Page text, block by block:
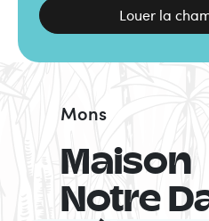
Louer la
Maison
Notre
Mons